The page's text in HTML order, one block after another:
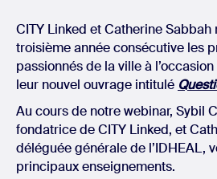
CITY Linked et Catherine
troisième année consécutive les
passionnés de la ville à
leur nouvel ouvrage intitulé
Au cours de notre webinar, Sybil
fondatrice de CITY Linked, et
déléguée générale de l’IDHEAL,
principaux enseignements.